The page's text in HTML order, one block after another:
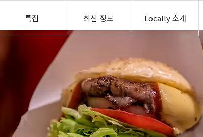
특집 최신 정보 Locally 소개